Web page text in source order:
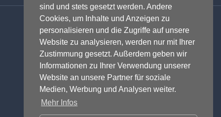
sind und stets gesetzt werden. Andere
Cookies, um Inhalte und Anzeigen zu
personalisieren und die Zugriffe auf unsere
Website zu analysieren, werden nur mit Ihrer
Zustimmung gesetzt. Außerdem geben wir
Informationen zu Ihrer Verwendung unserer
Website an unsere Partner für soziale
Medien, Werbung und Analysen weiter.
Mehr Infos
Anwalt - Rechtsanwalt - Fachanwalt
für Gewerblichen Rechtsschutz -
Fachanwalt für IT-Recht -
Markenrecht,Wettbewerbsrecht,
Urheberrecht,IT-Recht und
Onlinerecht,E-Commerce,
Designrecht ,Medienrecht &
Presserecht
Glücksspielrecht-Abmahnungund